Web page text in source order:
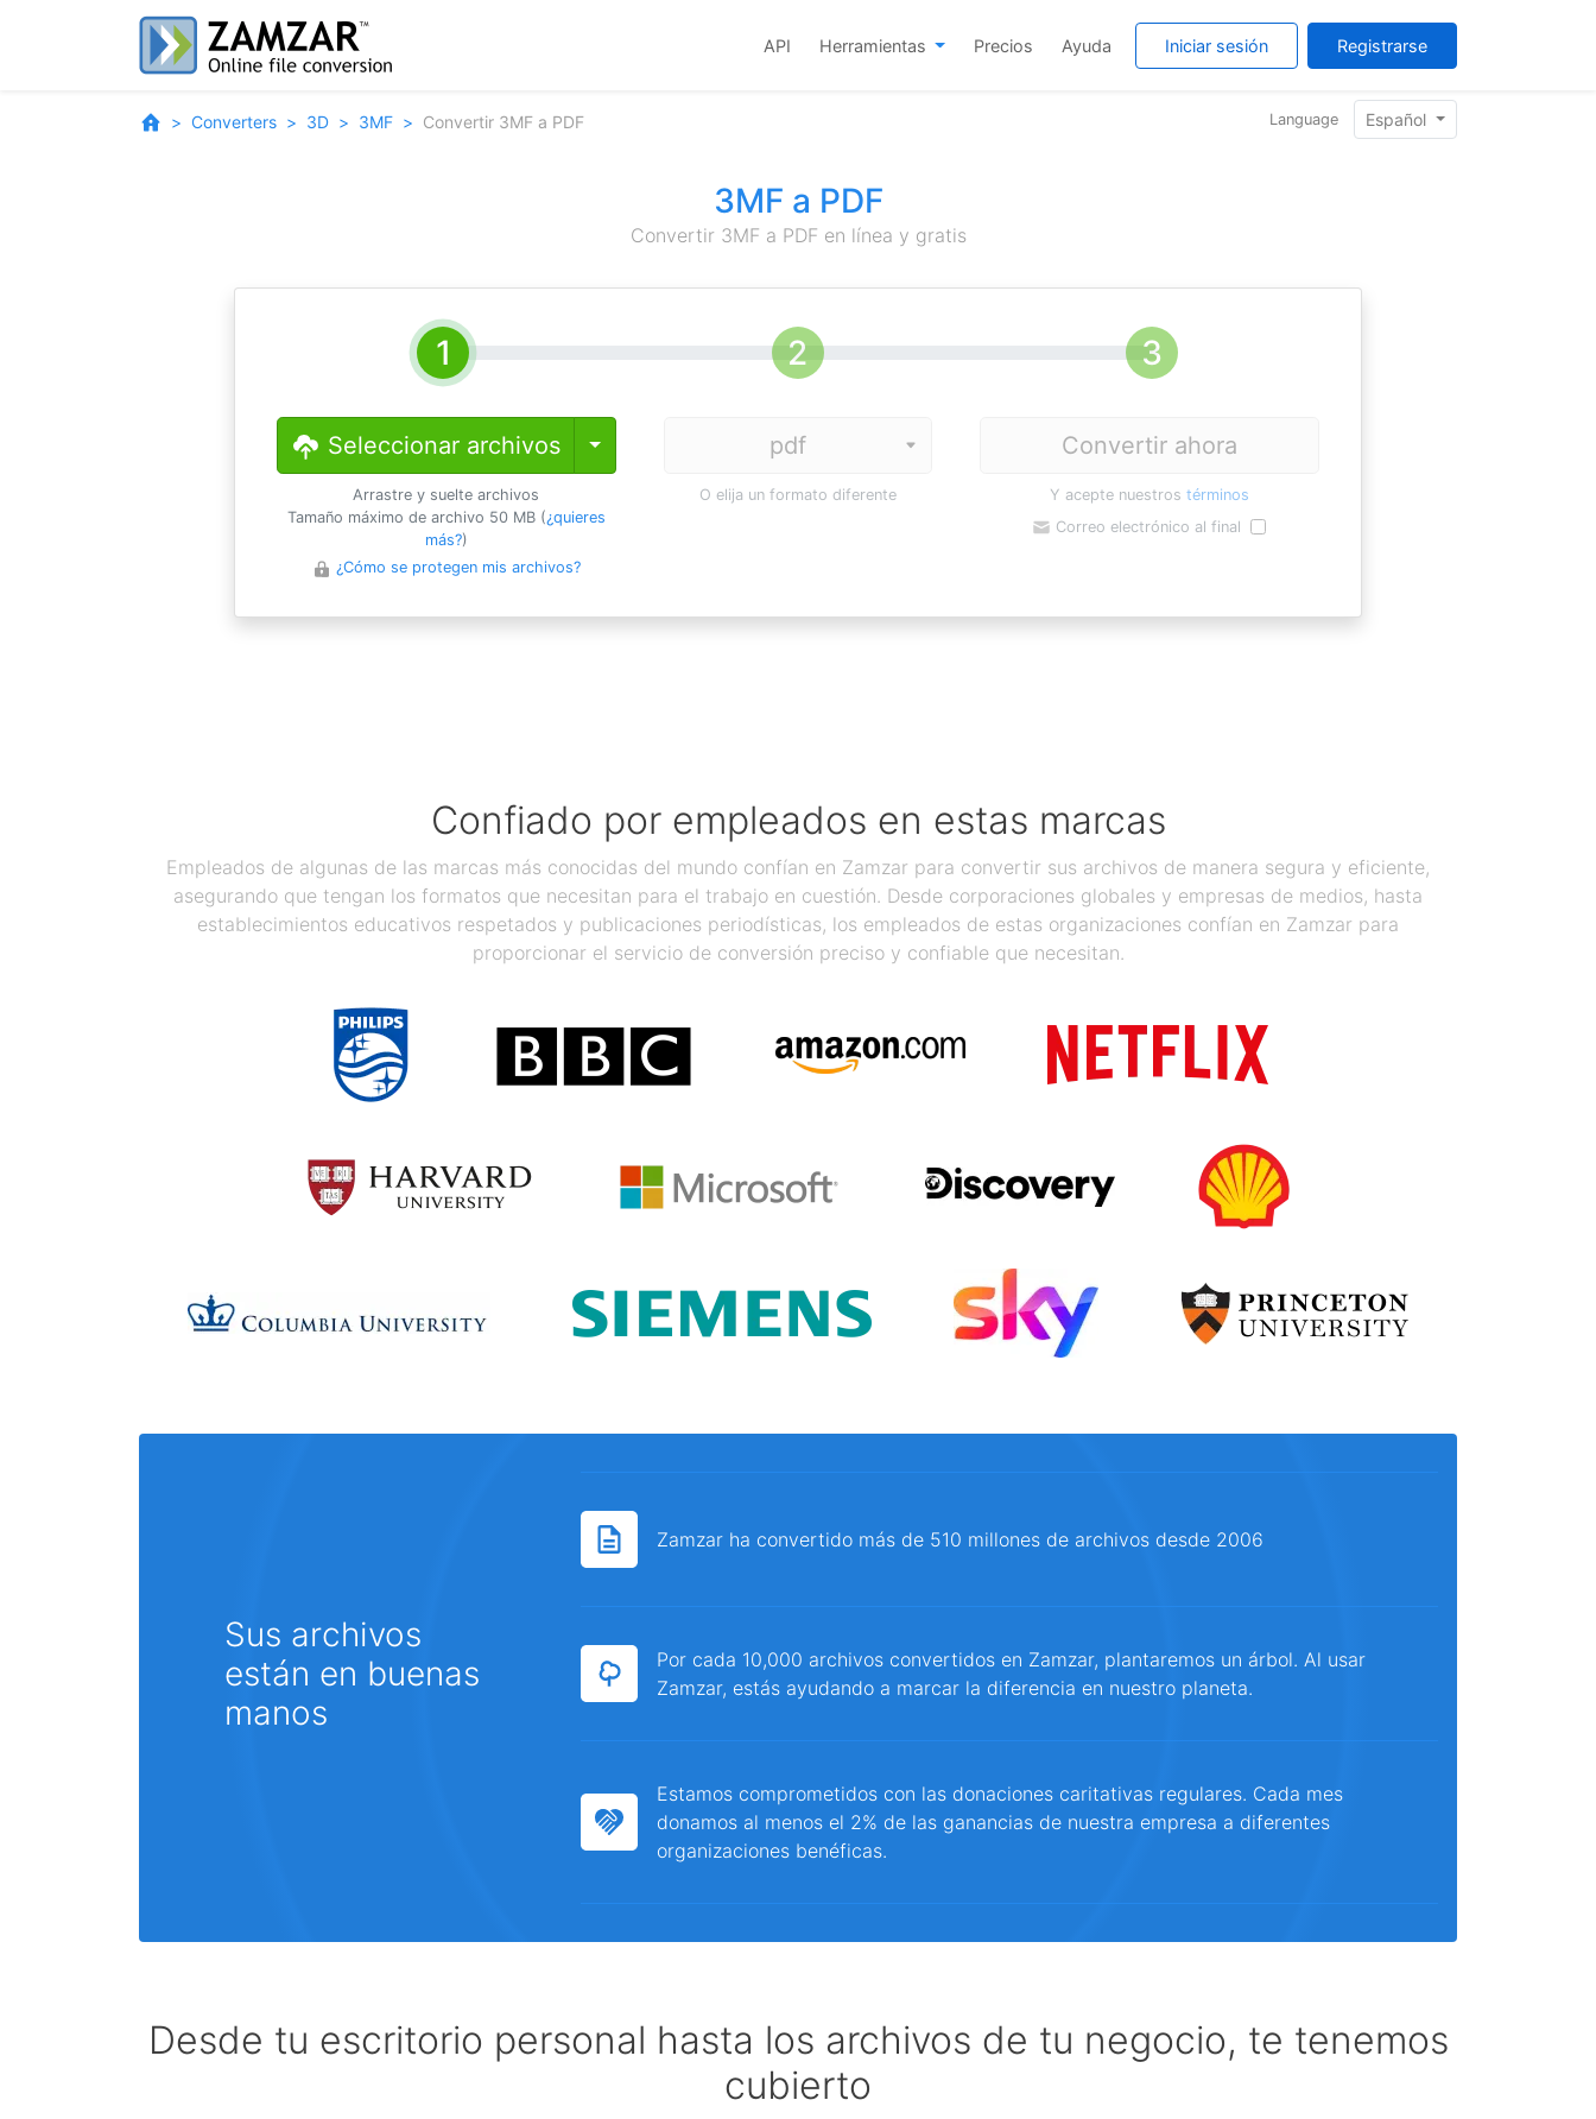
API Herramientas Precios Ayuda Iniciar sesión Registrarse
Converters 3D 3MF Convertir 3MF a PDF Language Español
3MF a PDF
Convertir 3MF a PDF en línea y gratis
Seleccionar archivos Toggle Dropdown
Arrastre y suelte archivos
Tamaño máximo de archivo 50 MB (¿quieres
más?)
¿Cómo se protegen mis archivos?
O elija un formato diferente
Convertir ahora
Y acepte nuestros términos
Correo electrónico al final
Confiado por empleados en estas marcas
Empleados de algunas de las marcas más conocidas del mundo confían en Zamzar para convertir sus archivos de manera segura y eficiente,
asegurando que tengan los formatos que necesitan para el trabajo en cuestión. Desde corporaciones globales y empresas de medios, hasta
establecimientos educativos respetados y publicaciones periodísticas, los empleados de estas organizaciones confían en Zamzar para
proporcionar el servicio de conversión preciso y confiable que necesitan.
Sus archivos
están en buenas
manos
Zamzar ha convertido más de 510 millones de archivos desde 2006
Por cada 10,000 archivos convertidos en Zamzar, plantaremos un árbol. Al usar
Zamzar, estás ayudando a marcar la diferencia en nuestro planeta.
Estamos comprometidos con las donaciones caritativas regulares. Cada mes
donamos al menos el 2% de las ganancias de nuestra empresa a diferentes
organizaciones benéficas.
Desde tu escritorio personal hasta los archivos de tu negocio, te tenemos
cubierto